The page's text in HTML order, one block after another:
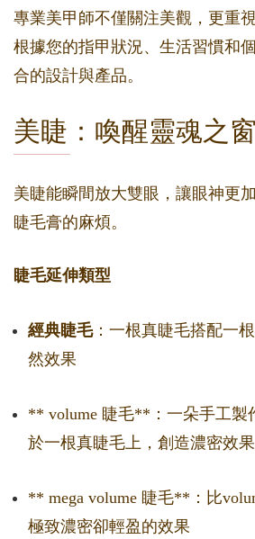
專業美甲師不僅關注美觀，更重
根據您的指甲狀況、生活習慣和
合的設計與產品。
美睫：喚醒靈魂之
美睫能瞬間放大雙眼，讓眼神更
睫毛膏的麻煩。
睫毛延伸類型
經典睫毛：一根真睫毛搭配一
然效果
** volume 睫毛**：一朵手工製
於一根真睫毛上，創造濃密效果
** mega volume 睫毛**：比
極致濃密卻輕盈的效果